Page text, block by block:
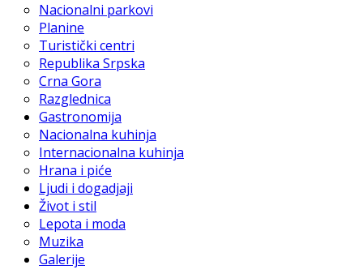
Nacionalni parkovi
Planine
Turistički centri
Republika Srpska
Crna Gora
Razglednica
Gastronomija
Nacionalna kuhinja
Internacionalna kuhinja
Hrana i piće
Ljudi i dogadjaji
Život i stil
Lepota i moda
Muzika
Galerije